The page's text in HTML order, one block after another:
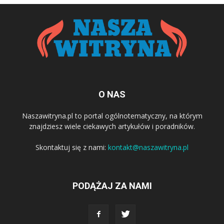
O NAS
Naszawitryna.pl to portal ogólnotematyczny, na którym
znajdziesz wiele ciekawych artykułów i poradników.
Skontaktuj się z nami: kontakt@naszawitryna.pl
PODĄŻAJ ZA NAMI